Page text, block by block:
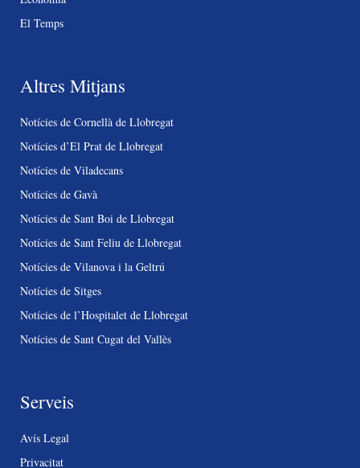
El Temps
Altres Mitjans
Notícies de Cornellà de Llobregat
Notícies d’El Prat de Llobregat
Notícies de Viladecans
Notícies de Gavà
Notícies de Sant Boi de Llobregat
Notícies de Sant Feliu de Llobregat
Notícies de Vilanova i la Geltrú
Notícies de Sitges
Notícies de l’Hospitalet de Llobregat
Notícies de Sant Cugat del Vallès
Serveis
Avís Legal
Privacitat